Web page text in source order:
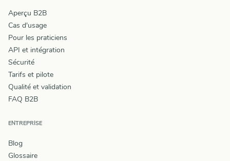
Aperçu B2B
Cas d'usage
Pour les praticiens
API et intégration
Sécurité
Tarifs et pilote
Qualité et validation
FAQ B2B
ENTREPRISE
Blog
Glossaire